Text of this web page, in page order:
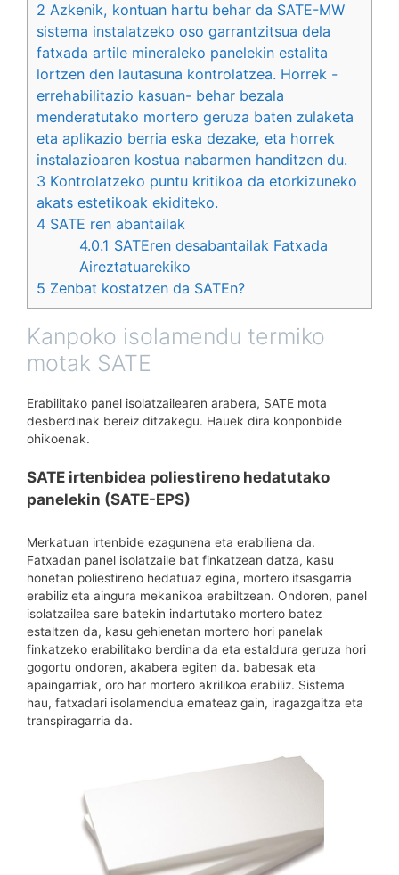
2 Azkenik, kontuan hartu behar da SATE-MW
sistema instalatzeko oso garrantzitsua dela
fatxada artile mineraleko panelekin estalita
lortzen den lautasuna kontrolatzea. Horrek -
errehabilitazio kasuan- behar bezala
menderatutako mortero geruza baten zulaketa
eta aplikazio berria eska dezake, eta horrek
instalazioaren kostua nabarmen handitzen du.
3 Kontrolatzeko puntu kritikoa da etorkizuneko
akats estetikoak ekiditeko.
4 SATE ren abantailak
4.0.1 SATEren desabantailak Fatxada
Aireztatuarekiko
5 Zenbat kostatzen da SATEn?
Kanpoko isolamendu termiko
motak SATE
Erabilitako panel isolatzailearen arabera, SATE mota
desberdinak bereiz ditzakegu. Hauek dira konponbide
ohikoenak.
SATE irtenbidea poliestireno hedatutako
panelekin (SATE-EPS)
Merkatuan irtenbide ezagunena eta erabiliena da.
Fatxadan panel isolatzaile bat finkatzean datza, kasu
honetan poliestireno hedatuaz egina, mortero itsasgarria
erabiliz eta aingura mekanikoa erabiltzean. Ondoren, panel
isolatzailea sare batekin indartutako mortero batez
estaltzen da, kasu gehienetan mortero hori panelak
finkatzeko erabilitako berdina da eta estaldura geruza hori
gogortu ondoren, akabera egiten da. babesak eta
apaingarriak, oro har mortero akrilikoa erabiliz. Sistema
hau, fatxadari isolamendua emateaz gain, iragazgaitza eta
transpiragarria da.